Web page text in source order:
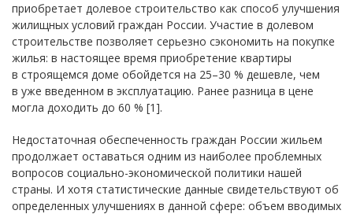
приобретает долевое строительство как способ улучшения
жилищных условий граждан России. Участие в долевом
строительстве позволяет серьезно сэкономить на покупке
жилья: в настоящее время приобретение квартиры
в строящемся доме обойдется на 25–30 % дешевле, чем
в уже введенном в эксплуатацию. Ранее разница в цене
могла доходить до 60 % [1].
Недостаточная обеспеченность граждан России жильем
продолжает оставаться одним из наиболее проблемных
вопросов социально-экономической политики нашей
страны. И хотя статистические данные свидетельствуют об
определенных улучшениях в данной сфере: объем вводимых